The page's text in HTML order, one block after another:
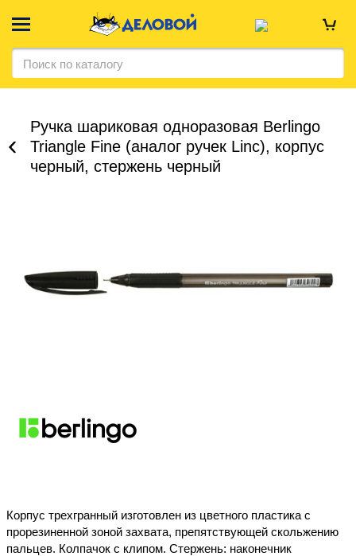
Ручка шариковая одноразовая Berlingo
Triangle Fine (аналог ручек Linc), корпус
черный, стержень черный
Уже купили
Корпус трехгранный изготовлен из цветного пластика с
прорезиненной зоной захвата, препятствующей скольжению
пальцев. Колпачок с клипом. Стержень: наконечник